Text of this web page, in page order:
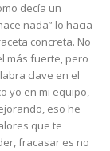
decía un
nada” lo hacia
concreta. No
más fuerte, pero
clave en el
yo en mi equipo,
eso he
que te
fracasar es no